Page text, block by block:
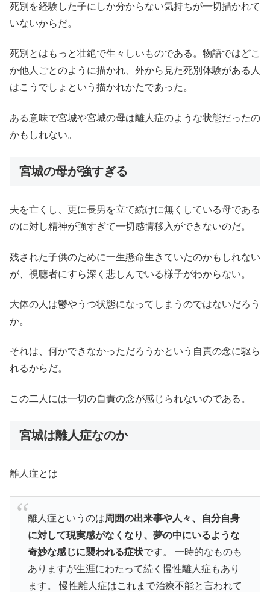
死別を経験した子にしか分からない気持ちが一切描かれて
いないからだ。
死別とはもっと壮絶で生々しいものである。物語ではどこ
か他人ごとのように描かれ、外から見た死別体験がある人
はこうでしょという描かれかたであった。
ある意味で宮城や宮城の母は離人症のような状態だったの
かもしれない。
宮城の母が強すぎる
夫を亡くし、更に長男を立て続けに無くしている母である
のに対し精神が強すぎて一切感情移入ができないのだ。
残された子供のために一生懸命生きていたのかもしれない
が、視聴者にすら深く悲しんでいる様子がわからない。
大体の人は鬱やうつ状態になってしまうのではないだろう
か。
それは、何かできなかっただろうかという自責の念に駆ら
れるからだ。
この二人には一切の自責の念が感じられないのである。
宮城は離人症なのか
離人症とは
離人症というのは周囲の出来事や人々、自分自身
に対して現実感がなくなり、夢の中にいるような
奇妙な感じに襲われる症状です。 一時的なものも
ありますが生涯にわたって続く慢性離人症もあり
ます。 慢性離人症はこれまで治療不能と言われて